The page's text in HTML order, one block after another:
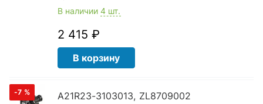
В наличии 4 шт.
2 415 ₽
В корзину
-7 % А21R23-3103013, ZL8709002